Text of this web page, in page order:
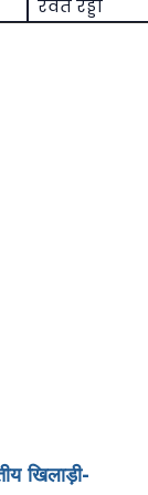
रेवंत रेड्डी
खिलाड़ी-